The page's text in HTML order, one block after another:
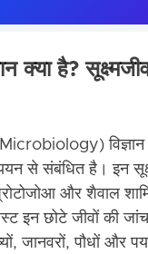
क्या है?
(Microbiology)
से संबंधित है। इन
और शैवाल
इन छोटे जीवों की
जानवरों, पौधों और